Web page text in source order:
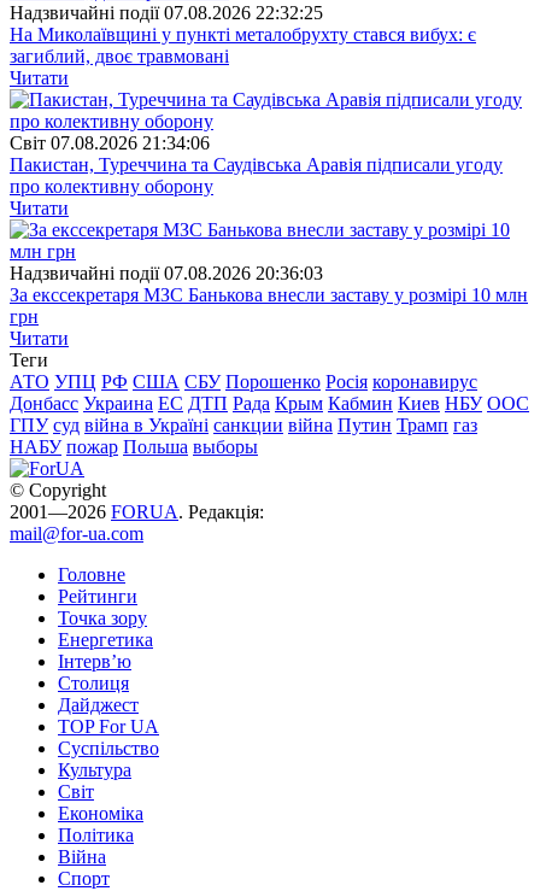
Надзвичайні події 07.08.2026 22:32:25
На Миколаївщині у пункті металобрухту стався вибух: є
загиблий, двоє травмовані
Читати
Свiт 07.08.2026 21:34:06
Пакистан, Туреччина та Саудівська Аравія підписали угоду
про колективну оборону
Читати
Надзвичайні події 07.08.2026 20:36:03
За екссекретаря МЗС Банькова внесли заставу у розмірі 10 млн
грн
Читати
Теги
АТО УПЦ РФ США СБУ Порошенко Росія коронавирус
Донбасс Украина ЕС ДТП Рада Крым Кабмин Киев НБУ ООС
ГПУ суд війна в Україні санкции війна Путин Трамп газ
НАБУ пожар Польша выборы
© Copyright
2001—2026 FORUA. Редакція:
mail@for-ua.com
Головне
Рейтинги
Точка зору
Енергетика
Інтерв’ю
Столиця
Дайджест
TOP For UA
Суспiльство
Культура
Світ
Економіка
Політика
Війна
Спорт